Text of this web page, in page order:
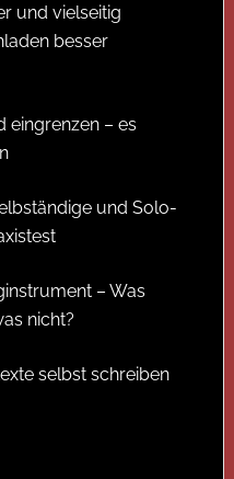
und vielseitig
besser
eingrenzen – es
und Solo-
– Was
nicht?
selbst schreiben